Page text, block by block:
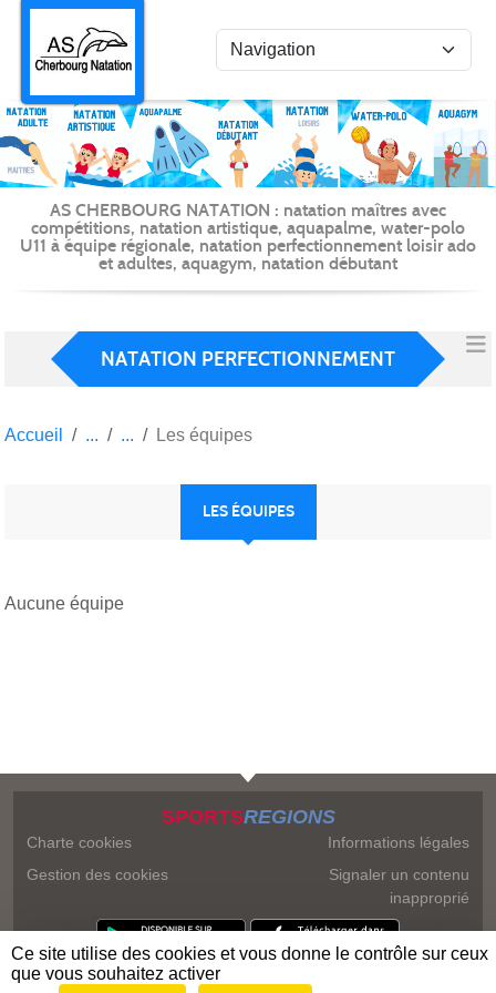
AS CHERBOURG NATATION : natation maîtres avec
compétitions, natation artistique, aquapalme, water-polo
U11 à équipe régionale, natation perfectionnement loisir ado
et adultes, aquagym, natation débutant
NATATION PERFECTIONNEMENT
Accueil Les équipes
LES ÉQUIPES
Aucune équipe
SPORTSREGIONS
Charte cookies
Gestion des cookies
Informations légales
Signaler un contenu
inapproprié
Panneau de gestion des cookies
Ce site utilise des cookies et vous donne le contrôle sur ceux
que vous souhaitez activer